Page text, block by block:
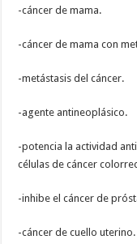
-cáncer de mama.
-cáncer de mama con
-metástasis del cáncer.
-agente antineoplásico.
-potencia la actividad
células de cáncer
-inhibe el cáncer de
-cáncer de cuello uterino.